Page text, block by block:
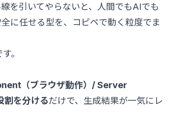
を引いてやらないと、人間でもAIでも
に任せる型を、コピペで動く粒度でま
。
（ブラウザ動作）/ Server
を分けるだけで、生成結果が一気にレ